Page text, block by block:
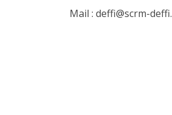
Mail : deffi@scrm-